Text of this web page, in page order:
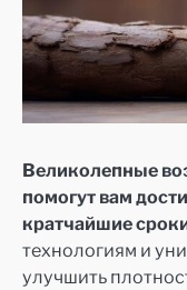
Великолепные
помогут вам
кратчайшие
технологиям и
улучшить